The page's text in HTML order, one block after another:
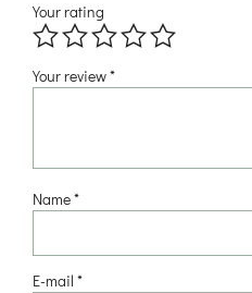
Your rating
Your review *
Name *
E-mail *